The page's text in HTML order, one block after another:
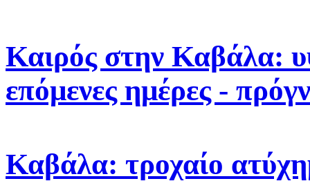
Καιρός στην Καβάλα:
επόμενες ημέρες -
Καβάλα: τροχαίο